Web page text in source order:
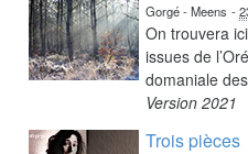
Gorgé - Meens -
On trouvera
issues de
domaniale
Version 2021
Trois pièces